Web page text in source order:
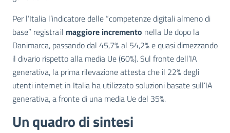
Per l’Italia l’indicatore delle “competenze digitali almeno di
base” registra il maggiore incremento nella Ue dopo la
Danimarca, passando dal 45,7% al 54,2% e quasi dimezzando
il divario rispetto alla media Ue (60%). Sul fronte dell’IA
generativa, la prima rilevazione attesta che il 22% degli
utenti internet in Italia ha utilizzato soluzioni basate sull’IA
generativa, a fronte di una media Ue del 35%.
Un quadro di sintesi